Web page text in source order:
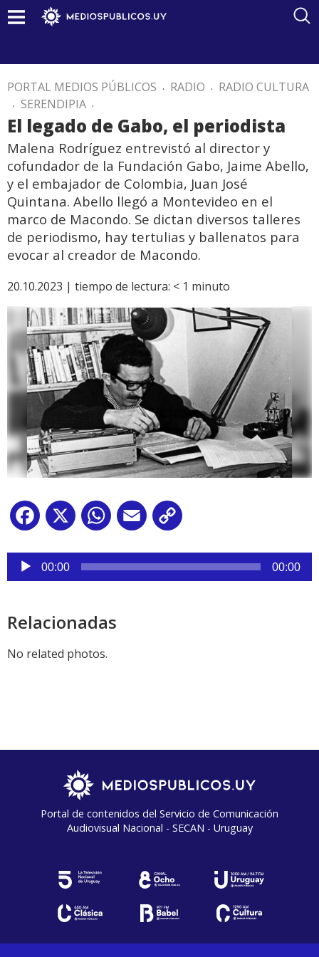
PORTAL MEDIOS PÚBLICOS . RADIO . RADIO CULTURA
. SERENDIPIA .
El legado de Gabo, el periodista
Malena Rodríguez entrevistó al director y
cofundador de la Fundación Gabo, Jaime Abello,
y el embajador de Colombia, Juan José
Quintana. Abello llegó a Montevideo en el
marco de Macondo. Se dictan diversos talleres
de periodismo, hay tertulias y ballenatos para
evocar al creador de Macondo.
20.10.2023 | tiempo de lectura: < 1 minuto
Facebook
X WhatsApp
Email
Reproductor
audio
00:00 00:00
Relacionadas
No related photos.
Portal de contenidos del Servicio de Comunicación
Audiovisual Nacional - SECAN - Uruguay